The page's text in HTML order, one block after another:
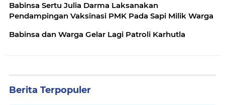
Babinsa Sertu Julia Darma Laksanakan
Pendampingan Vaksinasi PMK Pada Sapi Milik Warga
Babinsa dan Warga Gelar Lagi Patroli Karhutla
Berita Terpopuler